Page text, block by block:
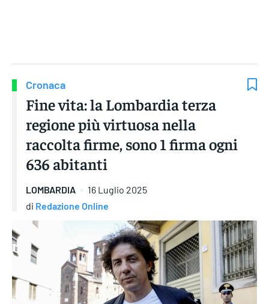
Cronaca
Fine vita: la Lombardia terza
regione più virtuosa nella
raccolta firme, sono 1 firma ogni
636 abitanti
LOMBARDIA
16 Luglio 2025
di Redazione Online